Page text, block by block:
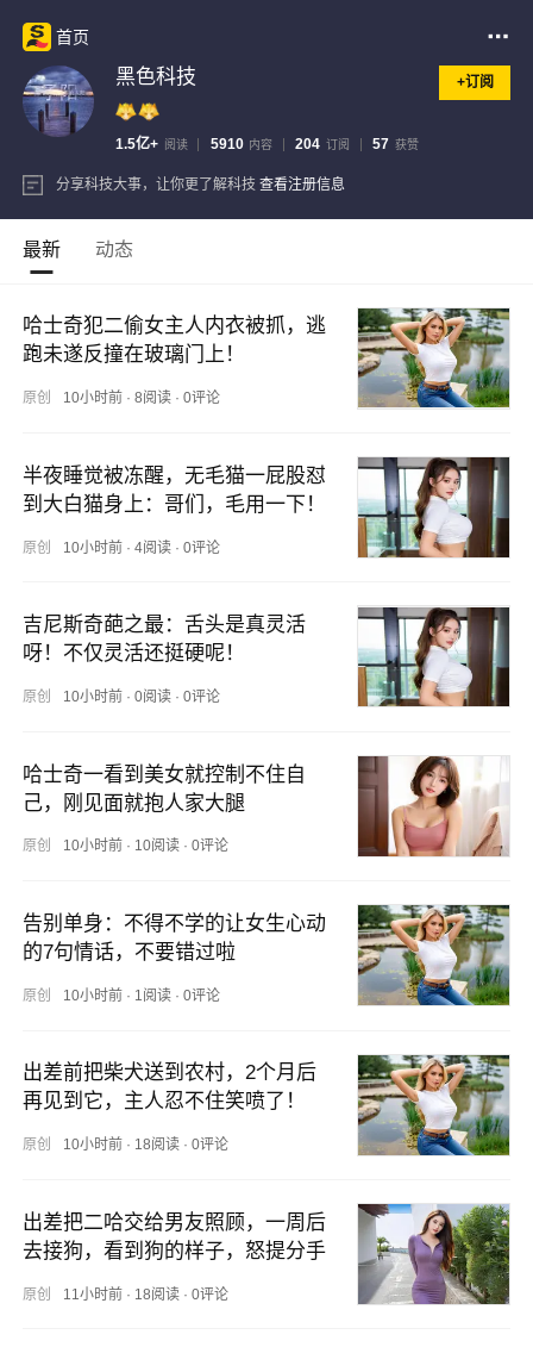
首页
黑色科技 +订阅
1.5亿+ 阅读 5910 内容 204 订阅 57 获赞
分享科技大事，让你更了解科技 查看注册信息
最新 动态
哈士奇犯二偷女主人内衣被抓，逃
跑未遂反撞在玻璃门上！
原创 10小时前· 8阅读· 0评论
半夜睡觉被冻醒，无毛猫一屁股怼
到大白猫身上：哥们，毛用一下！
原创 10小时前· 4阅读· 0评论
吉尼斯奇葩之最：舌头是真灵活
呀！不仅灵活还挺硬呢！
原创 10小时前· 0阅读· 0评论
哈士奇一看到美女就控制不住自
己，刚见面就抱人家大腿
原创 10小时前· 10阅读· 0评论
告别单身：不得不学的让女生心动
的7句情话，不要错过啦
原创 10小时前· 1阅读· 0评论
出差前把柴犬送到农村，2个月后
再见到它，主人忍不住笑喷了！
原创 10小时前· 18阅读· 0评论
出差把二哈交给男友照顾，一周后
去接狗，看到狗的样子，怒提分手
原创 11小时前· 18阅读· 0评论